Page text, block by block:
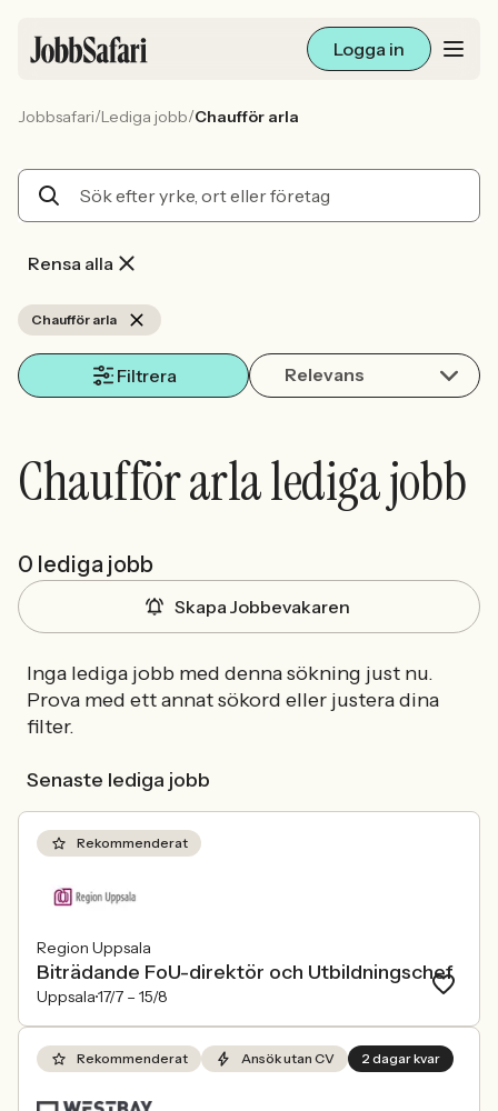
Logga in
Arbetsliv och karriär
Sök med AI
Jobbsafari/Lediga jobb/Chaufför arla
Rensa alla
Chaufför arla
Filtrera Relevans
Chaufför arla lediga jobb
0 lediga jobb
Skapa Jobbevakaren
Inga lediga jobb med denna sökning just nu.
Prova med ett annat sökord eller justera dina
filter.
Senaste lediga jobb
Rekommenderat
Region Uppsala
Biträdande FoU-direktör och Utbildningschef
Uppsala17/7 – 15/8
Rekommenderat Ansök utan CV 2 dagar kvar